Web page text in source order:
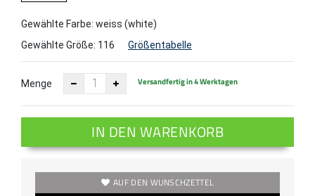
Gewählte Farbe: weiss (white)
Gewählte Größe: 116 Größentabelle
Menge Versandfertig in 4 Werktagen
IN DEN WARENKORB
AUF DEN WUNSCHZETTEL